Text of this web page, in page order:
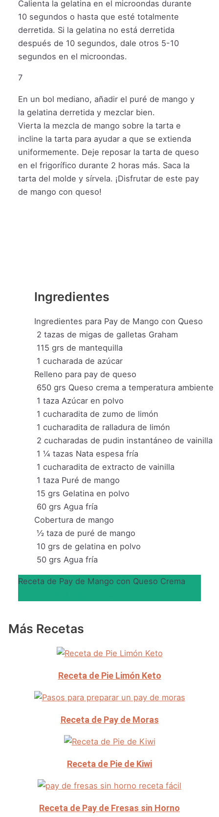
Calienta la gelatina en el microondas durante
10 segundos o hasta que esté totalmente
derretida. Si la gelatina no está derretida
después de 10 segundos, dale otros 5-10
segundos en el microondas.
7
En un bol mediano, añadir el puré de mango y
la gelatina derretida y mezclar bien.
Vierta la mezcla de mango sobre la tarta e
incline la tarta para ayudar a que se extienda
uniformemente. Deje reposar la tarta de queso
en el frigorífico durante 2 horas más. Saca la
tarta del molde y sírvela. ¡Disfrutar de este pay
de mango con queso!
Ingredientes
Ingredientes para Pay de Mango con Queso
2 tazas de migas de galletas Graham
115 grs de mantequilla
1 cucharada de azúcar
Relleno para pay de queso
650 grs Queso crema a temperatura ambiente
1 taza Azúcar en polvo
1 cucharadita de zumo de limón
1 cucharadita de ralladura de limón
2 cucharadas de pudin instantáneo de vainilla
1 ¼ tazas Nata espesa fría
1 cucharadita de extracto de vainilla
1 taza Puré de mango
15 grs Gelatina en polvo
60 grs Agua fría
Cobertura de mango
½ taza de puré de mango
10 grs de gelatina en polvo
50 grs Agua fría
Receta de Pay de Mango con Queso Crema
Más Recetas
Receta de Pie Limón Keto
Receta de Pay de Moras
Receta de Pie de Kiwi
Receta de Pay de Fresas sin Horno